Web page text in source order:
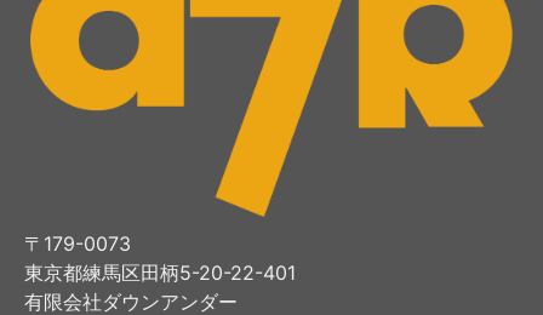
〒179-0073
東京都練馬区田柄5-20-22-401
有限会社ダウンアンダー